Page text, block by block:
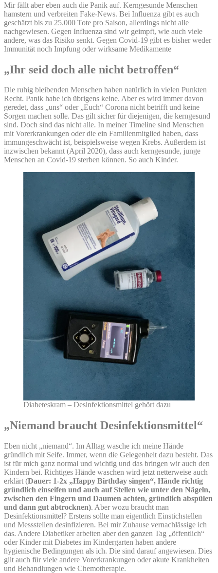
Mir fällt aber eben auch die Panik auf. Kerngesunde Menschen
hamstern und verbreiten Fake-News. Bei Influenza gibt es auch
geschätzt bis zu 25.000 Tote pro Saison, allerdings nicht alle
nachgewiesen. Gegen Influenza sind wir geimpft, wie auch viele
andere, was das Risiko senkt. Gegen Covid-19 gibt es bisher weder
Immunität noch Impfung oder wirksame Medikamente
„Ihr seid doch alle nicht betroffen“
Die ruhig bleibenden Menschen haben natürlich in vielen Punkten
Recht. Panik habe ich übrigens keine. Aber es wird immer davon
geredet, dass „uns“ oder „Euch“ Corona nicht betrifft und keine
Sorgen machen solle. Das gilt sicher für diejenigen, die kerngesund
sind. Doch sind das nicht alle. In meiner Timeline sind Menschen
mit Vorerkrankungen oder die ein Familienmitglied haben, dass
immungeschwächt ist, beispielsweise wegen Krebs. Außerdem ist
inzwischen bekannt (April 2020), dass auch kerngesunde, junge
Menschen an Covid-19 sterben können. So auch Kinder.
Diabeteskram – Desinfektionsmittel gehört dazu
„Niemand braucht Desinfektionsmittel“
Eben nicht „niemand“. Im Alltag wasche ich meine Hände
gründlich mit Seife. Immer, wenn die Gelegenheit dazu besteht. Das
ist für mich ganz normal und wichtig und das bringen wir auch den
Kindern bei. Richtiges Hände waschen wird jetzt netterweise auch
erklärt (Dauer: 1-2x „Happy Birthday singen“, Hände richtig
gründlich einseifen und auch auf Stellen wie unter den Nägeln,
zwischen den Fingern und Daumen achten, gründlich abspülen
und dann gut abtrocknen). Aber wozu braucht man
Desinfektionsmittel? Erstens sollte man eigentlich Einstichstellen
und Messstellen desinfizieren. Bei mir Zuhause vernachlässige ich
das. Andere Diabetiker arbeiten aber den ganzen Tag „öffentlich“
oder Kinder mit Diabetes im Kindergarten haben andere
hygienische Bedingungen als ich. Die sind darauf angewiesen. Dies
gilt auch für viele andere Vorerkrankungen oder akute Krankheiten
und Behandlungen wie Chemotherapie.